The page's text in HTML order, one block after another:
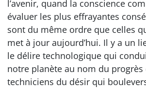
l’avenir, quand la conscience
évaluer les plus effrayantes
sont du même ordre que celles
met à jour aujourd’hui. Il y a un
le délire technologique qui
notre planète au nom du progrès
techniciens du désir qui